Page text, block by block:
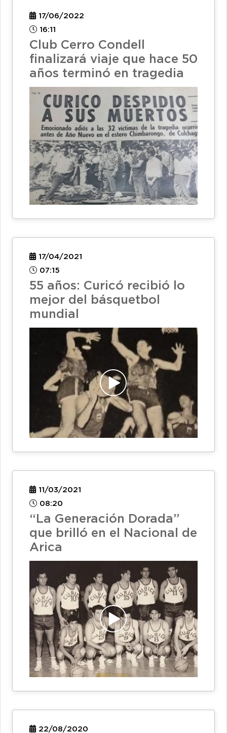
17/06/2022
16:11
Club Cerro Condell
finalizará viaje que hace 50
años terminó en tragedia
17/04/2021
07:15
55 años: Curicó recibió lo
mejor del básquetbol
mundial
11/03/2021
08:20
“La Generación Dorada”
que brilló en el Nacional de
Arica
22/08/2020